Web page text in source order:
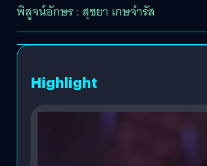
พิสูจน์อักษร : สุชยา เกษจำรัส
Highlight